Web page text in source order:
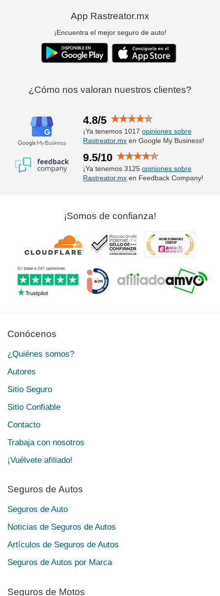
App Rastreator.mx
¡Encuentra el mejor seguro de auto!
¿Cómo nos valoran nuestros clientes?
4.8/5
¡Ya tenemos 1017opiniones sobre
Rastreator.mx en Google My Business!
9.5/10
¡Ya tenemos 3125opiniones sobre
Rastreator.mx en Feedback Company!
¡Somos de confianza!
Conócenos
¿Quiénes somos?
Autores
Sitio Seguro
Sitio Confiable
Contacto
Trabaja con nosotros
¡Vuélvete afiliado!
Seguros de Autos
Seguros de Auto
Noticias de Seguros de Autos
Artículos de Seguros de Autos
Seguros de Autos por Marca
Seguros de Motos